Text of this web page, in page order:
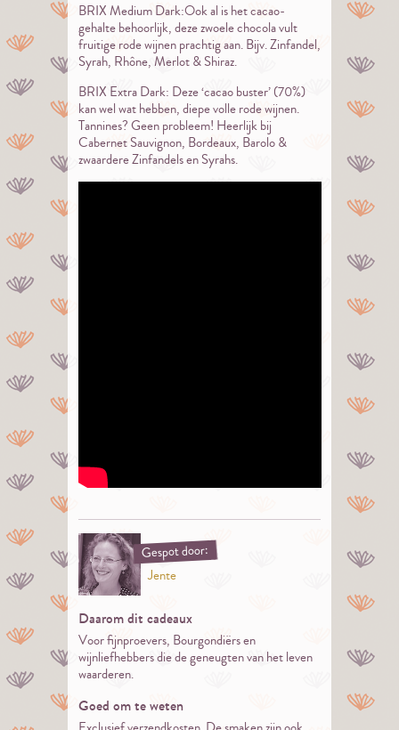
BRIX Medium Dark:Ook al is het cacao-
gehalte behoorlijk, deze zwoele chocola vult
fruitige rode wijnen prachtig aan. Bijv. Zinfandel,
Syrah, Rhône, Merlot & Shiraz.
BRIX Extra Dark: Deze ‘cacao buster’ (70%)
kan wel wat hebben, diepe volle rode wijnen.
Tannines? Geen probleem! Heerlijk bij
Cabernet Sauvignon, Bordeaux, Barolo &
zwaardere Zinfandels en Syrahs.
Gespot door:
Jente
Daarom dit cadeaux
Voor fijnproevers, Bourgondiërs en
wijnliefhebbers die de geneugten van het leven
waarderen.
Goed om te weten